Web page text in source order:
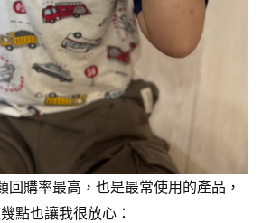
購率最高，也是最常使用的產品，
點也讓我很放心：